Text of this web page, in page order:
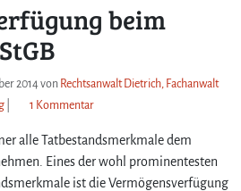
beim
2014von Rechtsanwalt Dietrich, Fachanwalt
1 Kommentarz
B
e
g
alle Tatbestandsmerkmale dem
Eines der wohl prominentesten
ist die Vermögensverfügung